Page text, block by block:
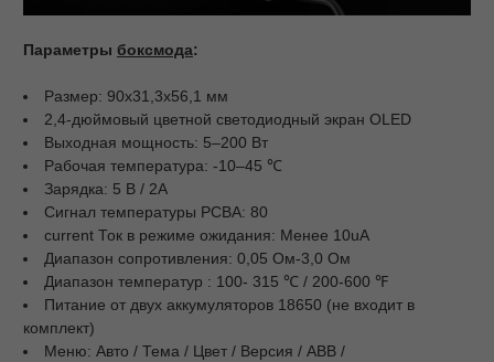
Параметры боксмода:
Размер: 90x31,3x56,1 мм
2,4-дюймовый цветной светодиодный экран OLED
Выходная мощность: 5–200 Вт
Рабочая температура: -10–45 ℃
Зарядка: 5 В / 2A
Сигнал температуры PCBA: 80
current Ток в режиме ожидания: Менее 10uA
Диапазон сопротивления: 0,05 Ом-3,0 Ом
Диапазон температур : 100- 315 ℃ / 200-600 ℉
Питание от двух аккумуляторов 18650 (не входит в
комплект)
Меню: Авто / Тема / Цвет / Версия / ABB /